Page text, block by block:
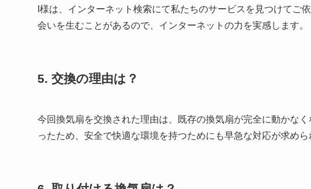
I様は、インターネット検索にて私たちのサービスを見つけてご
会いを生むことがあるので、インターネットの力を実感します。
5. 交換の理由は？
今回換気扇を交換された理由は、既存の換気扇が完全に動かな
ったため、安全で快適な環境を持つためにも早急な対応が求めら